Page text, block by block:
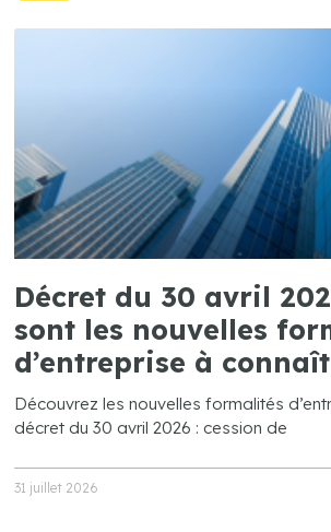
Décret du 30 avril
sont les nouvelles
d’entreprise à
Découvrez les nouvelles formalités
décret du 30 avril 2026 : cession de
31 juillet 2026